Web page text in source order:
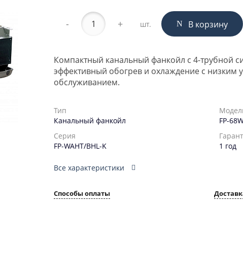
- + шт. В корзину
Компактный канальный фанкойл с 4-трубной
эффективный обогрев и охлаждение с
обслуживанием.
Тип
Канальный фанкойл
FP-
Серия
FP-WAHT/BHL-K
1 год
Все характеристики
Способы оплаты